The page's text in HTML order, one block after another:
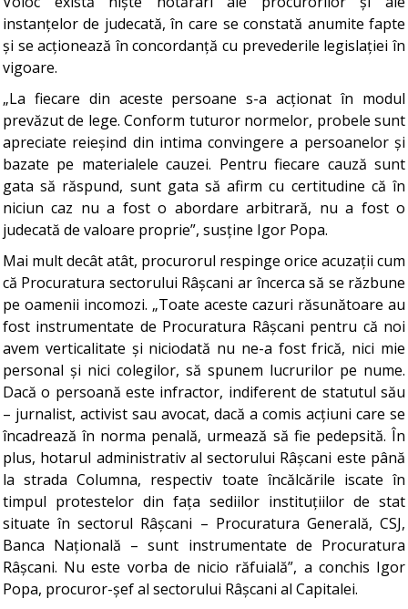
instanțelor de judecată, în care se constată anumite fapte
și se acționează în concordanță cu prevederile legislației în
vigoare.
„La fiecare din aceste persoane s-a acționat în modul
prevăzut de lege. Conform tuturor normelor, probele sunt
apreciate reieșind din intima convingere a persoanelor și
bazate pe materialele cauzei. Pentru fiecare cauză sunt
gata să răspund, sunt gata să afirm cu certitudine că în
niciun caz nu a fost o abordare arbitrară, nu a fost o
judecată de valoare proprie”, susține Igor Popa.
Mai mult decât atât, procurorul respinge orice acuzații cum
că Procuratura sectorului Râșcani ar încerca să se răzbune
pe oamenii incomozi. „Toate aceste cazuri răsunătoare au
fost instrumentate de Procuratura Râșcani pentru că noi
avem verticalitate și niciodată nu ne-a fost frică, nici mie
personal și nici colegilor, să spunem lucrurilor pe nume.
Dacă o persoană este infractor, indiferent de statutul său
– jurnalist, activist sau avocat, dacă a comis acțiuni care se
încadrează în norma penală, urmează să fie pedepsită. În
plus, hotarul administrativ al sectorului Râșcani este până
la strada Columna, respectiv toate încălcările iscate în
timpul protestelor din fața sediilor instituțiilor de stat
situate în sectorul Râșcani – Procuratura Generală, CSJ,
Banca Națională – sunt instrumentate de Procuratura
Râșcani. Nu este vorba de nicio răfuială”, a conchis Igor
Popa, procuror-șef al sectorului Râșcani al Capitalei.